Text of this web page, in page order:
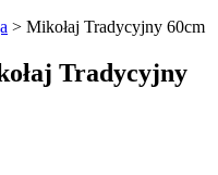
> Mikołaj Tradycyjny 60cm
Tradycyjny